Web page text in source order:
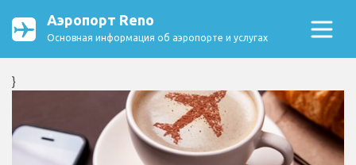
Аэропорт Reno
Основная информация об аэропорте и услугах
}